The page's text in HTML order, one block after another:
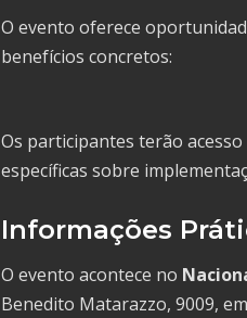
O evento oferece
benefícios concretos:
Os participantes terão
específicas sobre
Informações
O evento acontece no
Benedito Matarazzo, 9009,